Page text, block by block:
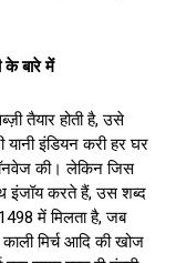
के बारे में
तैयार होती है, उसे
इंडियन करी हर घर
की। लेकिन जिस
इंजॉय करते हैं, उस शब्द
में मिलता है, जब
काली मिर्च आदि की खोज